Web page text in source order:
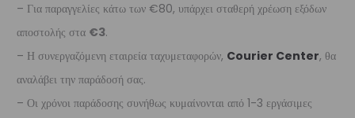
– Για παραγγελίες κάτω των €80, υπάρχει σταθερή χρέωση εξόδων
αποστολής στα €3.
– Η συνεργαζόμενη εταιρεία ταχυμεταφορών, Courier Center, θα
αναλάβει την παράδοσή σας.
– Οι χρόνοι παράδοσης συνήθως κυμαίνονται από 1-3 εργάσιμες